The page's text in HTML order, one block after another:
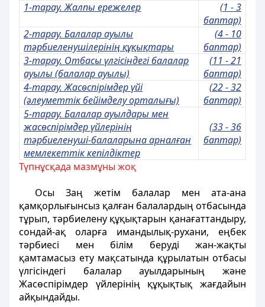
1-тарау. Жалпы ережелер
(1 - 3
баптар)
2-тарау. Балалар ауылы
тәрбиеленушілерінің құқықтары
(4 - 10
баптар)
3-тарау. Отбасы үлгісіндегі балалар
ауылы (балалар ауылы)
(11 - 21
баптар)
4-тарау. Жасөспірімдер үйі
(әлеуметтік бейімделу орталығы)
(22 - 32
баптар)
5-тарау. Балалар ауылдары мен
жасөспірімдер үйлерінің
тәрбиеленуші-балаларына арналған
мемлекеттік кепілдіктер
(33 - 36
баптар)
Түпнұсқада мазмұны жоқ
Осы Заң жетiм балалар мен ата-ана
қамқорлығынсыз қалған балалардың отбасында
тұрып, тәрбиелену құқықтарын қанағаттандыру,
сондай-ақ оларға имандылық-рухани, еңбек
тәрбиесi мен білім берудi жан-жақты
қамтамасыз ету мақсатында құрылатын отбасы
үлгiсіндегі балалар ауылдарының және
Жасөспiрiмдер үйлерiнiң құқықтық жағдайын
айқындайды.